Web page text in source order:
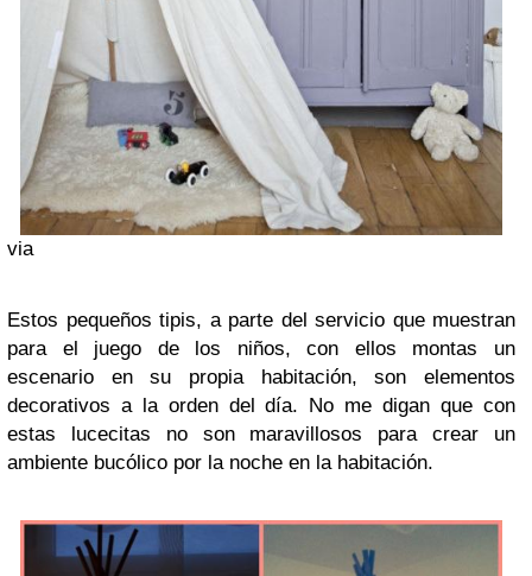
via
Estos pequeños tipis, a parte del servicio que muestran
para el juego de los niños, con ellos montas un
escenario en su propia habitación, son elementos
decorativos a la orden del día. No me digan que con
estas lucecitas no son maravillosos para crear un
ambiente bucólico por la noche en la habitación.